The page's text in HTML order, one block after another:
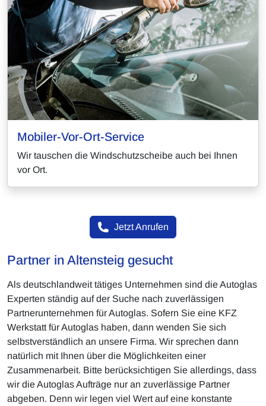
Mobiler-Vor-Ort-Service
Wir tauschen die Windschutzscheibe auch bei Ihnen
vor Ort.
Jetzt Anrufen
Partner in Altensteig gesucht
Als deutschlandweit tätiges Unternehmen sind die Autoglas
Experten ständig auf der Suche nach zuverlässigen
Partnerunternehmen für Autoglas. Sofern Sie eine KFZ
Werkstatt für Autoglas haben, dann wenden Sie sich
selbstverständlich an unsere Firma. Wir sprechen dann
natürlich mit Ihnen über die Möglichkeiten einer
Zusammenarbeit. Bitte berücksichtigen Sie allerdings, dass
wir die Autoglas Aufträge nur an zuverlässige Partner
abgeben. Denn wir legen viel Wert auf eine konstante